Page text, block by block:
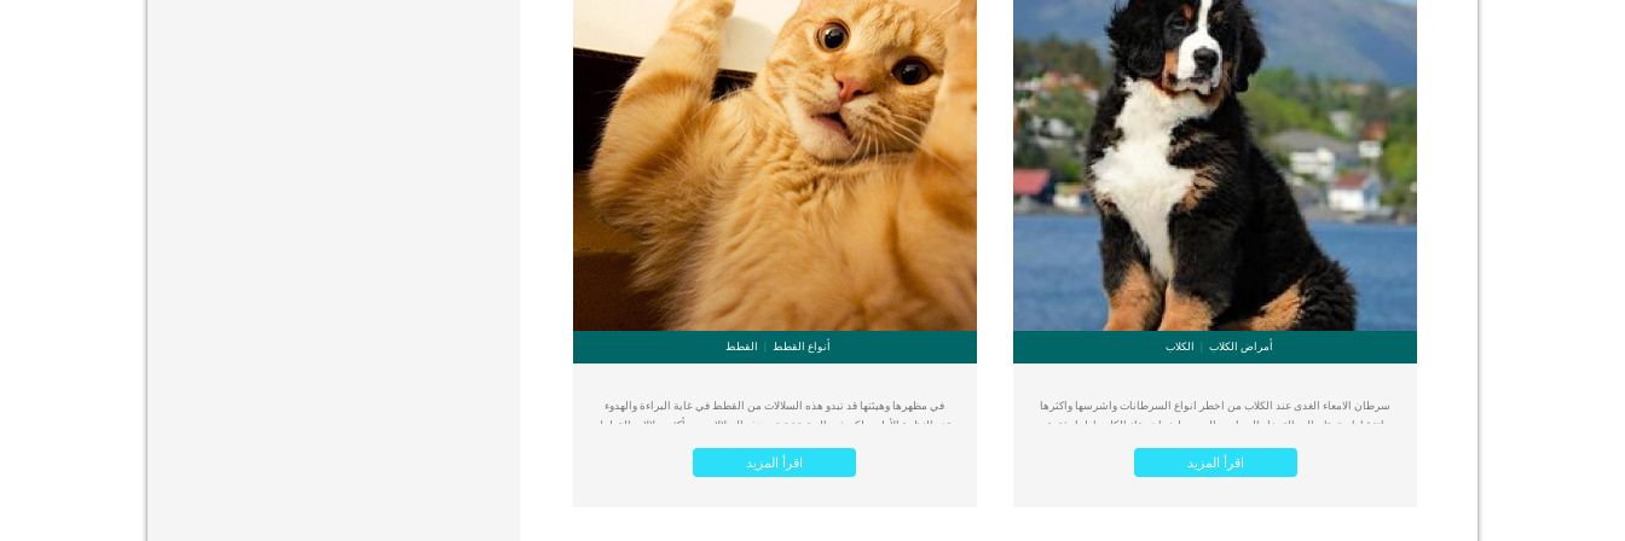
[…]
أمراض الكلاب الكلاب
سرطان الامعاء الغدى عند الكلاب من اخطر انواع السرطانات واشرسها واكثرها
انتشارا, وتحتاج الى التدخل الجراحى السريع لضمان بقاء الكلب اطول فترة
المستقيم والورم الغدي هو ورم خبيث ينشأ في الأنسجة الغدية والظهارية (بطانة
اقرأ المزيد
أنواع القطط القطط
في مظهرها وهيئتها قد تبدو هذه السلالات من القطط في غاية البراءة والهدوء
عند النظرة الأولى ولكن في الحقيقة تعتبر هذه السلالات من أكثر سلالات القطط
بالطبع القطط تفعل ذلك بدافع الغريزة وليس بدافع السرقة، في النهاية هي
اقرأ المزيد